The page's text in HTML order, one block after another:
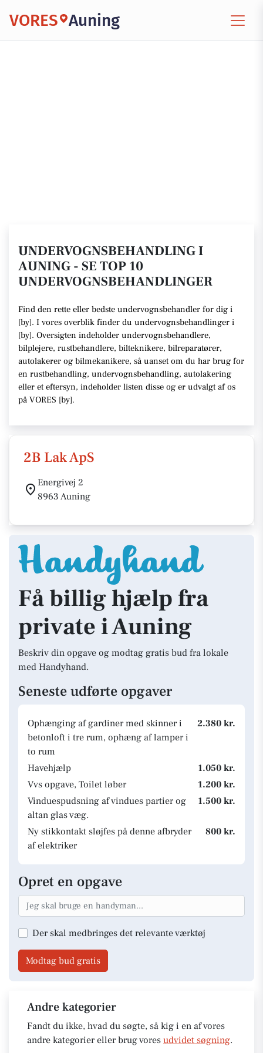
VORES Auning
UNDERVOGNSBEHANDLING I
AUNING - SE TOP 10
UNDERVOGNSBEHANDLINGER
Find den rette eller bedste undervognsbehandler for dig i
[by]. I vores overblik finder du undervognsbehandlinger i
[by]. Oversigten indeholder undervognsbehandlere,
bilplejere, rustbehandlere, bilteknikere, bilreparatører,
autolakerer og bilmekanikere, så uanset om du har brug for
en rustbehandling, undervognsbehandling, autolakering
eller et eftersyn, indeholder listen disse og er udvalgt af os
på VORES [by].
2B Lak ApS
Energivej 2
8963 Auning
Få billig hjælp fra
private i Auning
Beskriv din opgave og modtag gratis bud fra lokale
med Handyhand.
Seneste udførte opgaver
Ophænging af gardiner med skinner i
betonloft i tre rum, ophæng af lamper i
to rum
2.380 kr.
Havehjælp
1.050 kr.
Vvs opgave, Toilet løber
1.200 kr.
Vinduespudsning af vindues partier og
altan glas væg.
1.500 kr.
Ny stikkontakt sløjfes på denne afbryder
af elektriker
800 kr.
Opret en opgave
Der skal medbringes det relevante værktøj
Modtag bud gratis
Andre kategorier
Fandt du ikke, hvad du søgte, så kig i en af vores
andre kategorier eller brug vores udvidet søgning.